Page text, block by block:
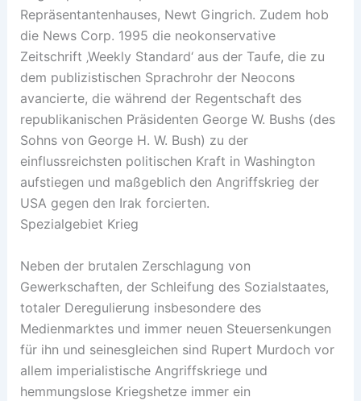
Repräsentantenhauses, Newt Gingrich. Zudem hob
die News Corp. 1995 die neokonservative
Zeitschrift ‚Weekly Standard‘ aus der Taufe, die zu
dem publizistischen Sprachrohr der Neocons
avancierte, die während der Regentschaft des
republikanischen Präsidenten George W. Bushs (des
Sohns von George H. W. Bush) zu der
einflussreichsten politischen Kraft in Washington
aufstiegen und maßgeblich den Angriffskrieg der
USA gegen den Irak forcierten.
Spezialgebiet Krieg
Neben der brutalen Zerschlagung von
Gewerkschaften, der Schleifung des Sozialstaates,
totaler Deregulierung insbesondere des
Medienmarktes und immer neuen Steuersenkungen
für ihn und seinesgleichen sind Rupert Murdoch vor
allem imperialistische Angriffskriege und
hemmungslose Kriegshetze immer ein